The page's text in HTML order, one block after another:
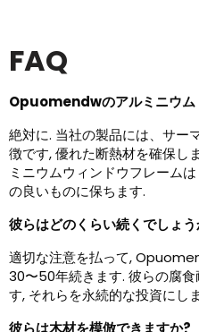
FAQ
Opuomendwのアルミニウム
絶対に. 当社の製品には、サー
徴です, 優れた断熱材を​​確保し
ミニウムウィンドウフレーム
の良いものに保ちます.
彼らはどのくらい続くでしょ
適切な注意を払って,
30〜50年続きます. 彼らの腐
す, それらを永続的な投資にし
彼らは木材を模倣できますか?